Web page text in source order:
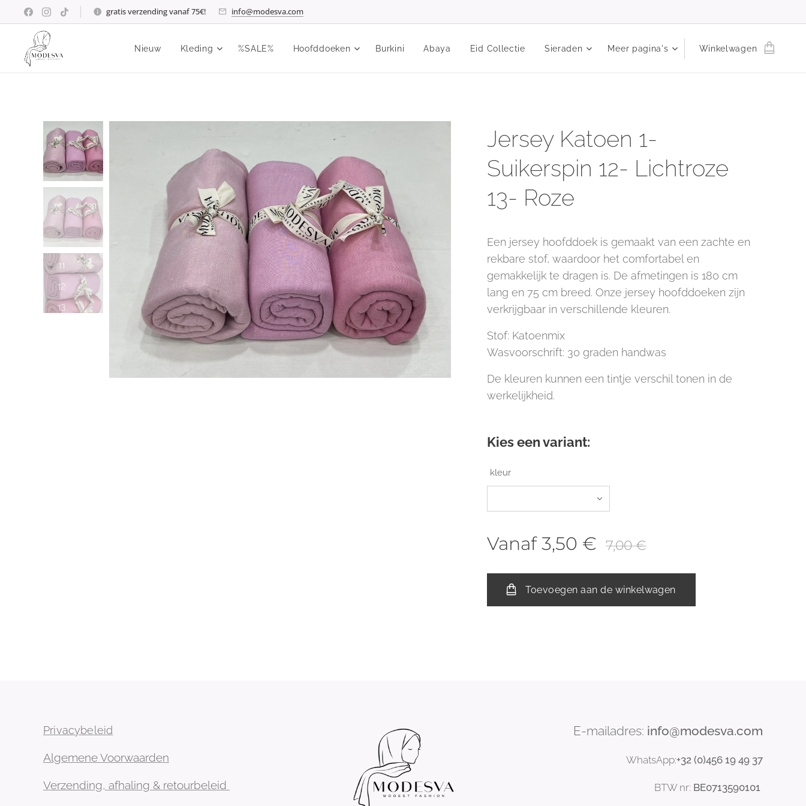
gratis verzending vanaf 75€! info@modesva.com
Nieuw Kleding %SALE% Hoofddoeken Burkini Abaya Eid Collectie Sieraden Meer pagina's Winkelwagen
Jersey Katoen 1-
Suikerspin 12- Lichtroze
13- Roze
Een jersey hoofddoek is gemaakt van een zachte en
rekbare stof, waardoor het comfortabel en
gemakkelijk te dragen is. De afmetingen is 180 cm
lang en 75 cm breed. Onze jersey hoofddoeken zijn
verkrijgbaar in verschillende kleuren.
Stof: Katoenmix
Wasvoorschrift: 30 graden handwas
De kleuren kunnen een tintje verschil tonen in de
werkelijkheid.
Kies een variant:
kleur
Vanaf3,50 € 7,00€
Toevoegen aan de winkelwagen
Privacybeleid
Algemene Voorwaarden
Verzending, afhaling & retourbeleid
E-mailadres: info@modesva.com
WhatsApp:+32 (0)456 1949 37
BTW nr: BE0713590101